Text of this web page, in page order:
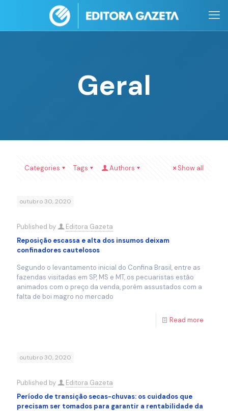
Geral
Categories Tags Authors Show all
outubro 30, 2020
Published by
Editora Gazeta
Reposição escassa e alta dos insumos deixam
confinadores cautelosos
Segundo o levantamento inicial do Confina Brasil, entre as
fazendas visitadas em SP, MS e MT, os pecuaristas estão
animados com o preço da venda, porém assustados com a
falta de boi magro no mercado
Read more
outubro 30, 2020
Published by
Editora Gazeta
Período de transição secas-chuvas: os cuidados que
precisam ser tomados para garantir a rentabilidade da